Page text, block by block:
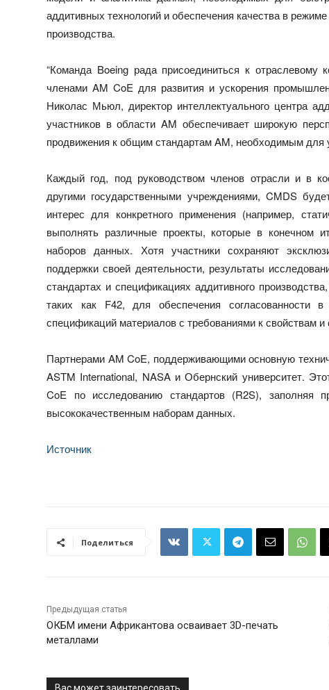
аддитивных технологий и обеспечения качества в
производства.
“Команда Boeing рада присоединиться к
членами AM CoE для развития и ускорения
Николас Мьюл, директор интеллектуального центра
участников в области AM обеспечивает широкую
продвижения к общим стандартам AM, необходимым для
Каждый год, под руководством членов отрасли и в
другими государственными учреждениями, CMDS
интерес для конкретного применения (например,
выполнять различные проекты, которые в конечном
наборов данных. Хотя участники сохраняют
поддержки своей деятельности, результаты
стандартах и спецификациях аддитивного
таких как F42, для обеспечения согласованности
спецификаций материалов с требованиями к свойствам
Партнерами AM CoE, поддерживающими основную
ASTM International, NASA и Обернский университет.
CoE по исследованию стандартов (R2S), заполняя
высококачественным наборам данных.
Источник
Поделиться
Предыдущая статья
ОКБМ имени Африкантова осваивает 3D-печать
металлами